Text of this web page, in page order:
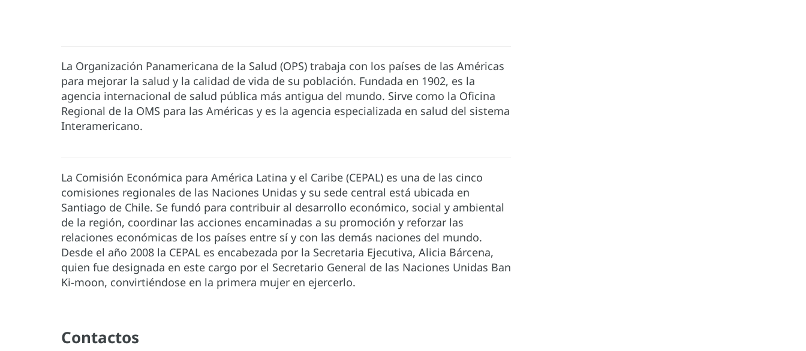
La Organización Panamericana de la Salud (OPS) trabaja con los países de las Américas
para mejorar la salud y la calidad de vida de su población. Fundada en 1902, es la
agencia internacional de salud pública más antigua del mundo. Sirve como la Oficina
Regional de la OMS para las Américas y es la agencia especializada en salud del sistema
Interamericano.
La Comisión Económica para América Latina y el Caribe (CEPAL) es una de las cinco
comisiones regionales de las Naciones Unidas y su sede central está ubicada en
Santiago de Chile. Se fundó para contribuir al desarrollo económico, social y ambiental
de la región, coordinar las acciones encaminadas a su promoción y reforzar las
relaciones económicas de los países entre sí y con las demás naciones del mundo.
Desde el año 2008 la CEPAL es encabezada por la Secretaria Ejecutiva, Alicia Bárcena,
quien fue designada en este cargo por el Secretario General de las Naciones Unidas Ban
Ki-moon, convirtiéndose en la primera mujer en ejercerlo.
Contactos